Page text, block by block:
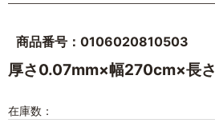
商品番号：0106020810503
厚さ0.07mm×幅270cm×長さ
在庫数：